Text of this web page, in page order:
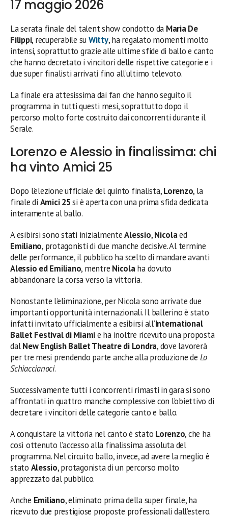
17 maggio 2026
La serata finale del talent show condotto da Maria De
Filippi, recuperabile suWitty, ha regalato momenti molto
intensi, soprattutto grazie alle ultime sfide di ballo e canto
che hanno decretato i vincitori delle rispettive categorie e i
due super finalisti arrivati fino all’ultimo televoto.
La finale era attesissima dai fan che hanno seguito il
programma in tutti questi mesi, soprattutto dopo il
percorso molto forte costruito dai concorrenti durante il
Serale.
Lorenzo e Alessio in finalissima: chi
ha vinto Amici 25
Dopo l’elezione ufficiale del quinto finalista,Lorenzo, la
finale di Amici 25si è aperta con una prima sfida dedicata
interamente al ballo.
A esibirsi sono stati inizialmenteAlessio,Nicolaed
Emiliano, protagonisti di due manche decisive. Al termine
delle performance, il pubblico ha scelto di mandare avanti
Alessio ed Emiliano, mentre Nicolaha dovuto
abbandonare la corsa verso la vittoria.
Nonostante l’eliminazione, per Nicola sono arrivate due
importanti opportunità internazionali. Il ballerino è stato
infatti invitato ufficialmente a esibirsi all’International
Ballet Festival di Miamie ha inoltre ricevuto una proposta
dalNew English Ballet Theatre di Londra, dove lavorerà
per tre mesi prendendo parte anche alla produzione de Lo
Schiaccianoci.
Successivamente tutti i concorrenti rimasti in gara si sono
affrontati in quattro manche complessive con l’obiettivo di
decretare i vincitori delle categorie canto e ballo.
A conquistare la vittoria nel canto è stato Lorenzo, che ha
così ottenuto l’accesso alla finalissima assoluta del
programma. Nel circuito ballo, invece, ad avere la meglio è
stato Alessio, protagonista di un percorso molto
apprezzato dal pubblico.
Anche Emiliano, eliminato prima della super finale, ha
ricevuto due prestigiose proposte professionali dall’estero.